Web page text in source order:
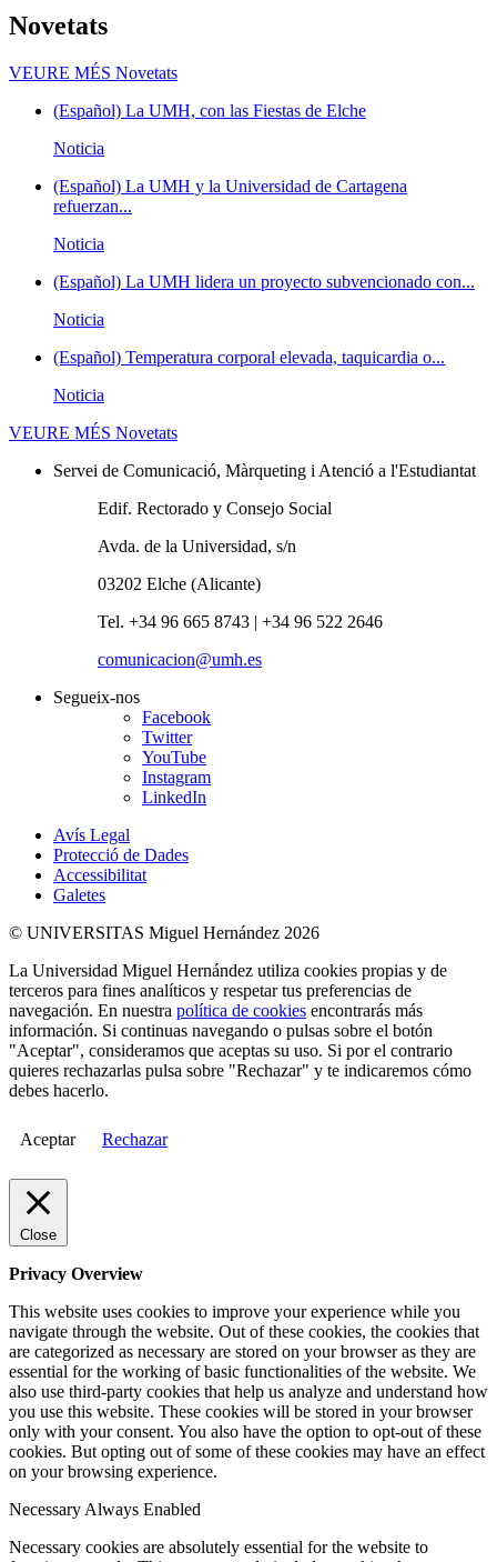
Novetats
VEURE MÉS Novetats
(Español) La UMH, con las Fiestas de Elche
Noticia
(Español) La UMH y la Universidad de Cartagena
refuerzan...
Noticia
(Español) La UMH lidera un proyecto subvencionado con...
Noticia
(Español) Temperatura corporal elevada, taquicardia o...
Noticia
VEURE MÉS Novetats
Servei de Comunicació, Màrqueting i Atenció a l'Estudiantat
Edif. Rectorado y Consejo Social
Avda. de la Universidad, s/n
03202 Elche (Alicante)
Tel. +34 96 665 8743 | +34 96 522 2646
comunicacion@umh.es
Segueix-nos
Facebook
Twitter
YouTube
Instagram
LinkedIn
Avís Legal
Protecció de Dades
Accessibilitat
Galetes
© UNIVERSITAS Miguel Hernández 2026
La Universidad Miguel Hernández utiliza cookies propias y de
terceros para fines analíticos y respetar tus preferencias de
navegación. En nuestra política de cookies encontrarás más
información. Si continuas navegando o pulsas sobre el botón
"Aceptar", consideramos que aceptas su uso. Si por el contrario
quieres rechazarlas pulsa sobre "Rechazar" y te indicaremos cómo
debes hacerlo.
Aceptar Rechazar
Close
Privacy Overview
This website uses cookies to improve your experience while you
navigate through the website. Out of these cookies, the cookies that
are categorized as necessary are stored on your browser as they are
essential for the working of basic functionalities of the website. We
also use third-party cookies that help us analyze and understand how
you use this website. These cookies will be stored in your browser
only with your consent. You also have the option to opt-out of these
cookies. But opting out of some of these cookies may have an effect
on your browsing experience.
Necessary Always Enabled
Necessary cookies are absolutely essential for the website to